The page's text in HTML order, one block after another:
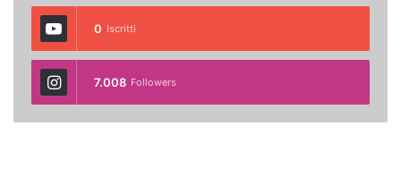
0 Iscritti
7.008 Followers